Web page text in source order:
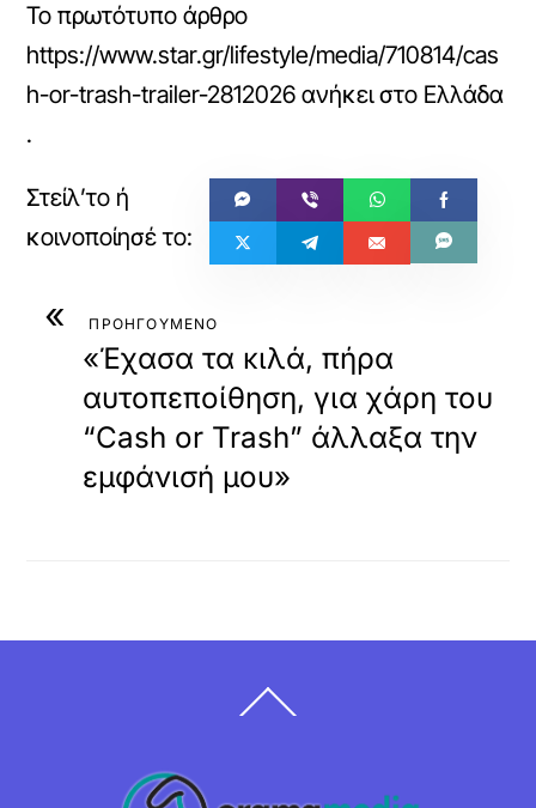
Το πρωτότυπο άρθρο
https://www.star.gr/lifestyle/media/710814/cas
h-or-trash-trailer-2812026 ανήκει στο Ελλάδα
.
« ΠΡΟΗΓΟΥΜΕΝΟ
«Έχασα τα κιλά, πήρα
αυτοπεποίθηση, για χάρη του
“Cash or Trash” άλλαξα την
εμφάνισή μου»
To